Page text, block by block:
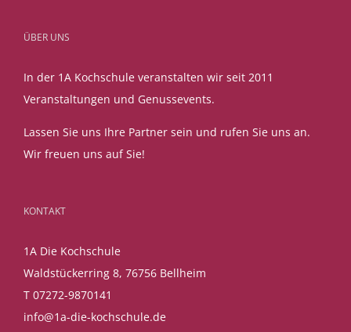
ÜBER UNS
In der 1A Kochschule veranstalten wir seit 2011
Veranstaltungen und Genussevents.
Lassen Sie uns Ihre Partner sein und rufen Sie uns an.
Wir freuen uns auf Sie!
KONTAKT
1A Die Kochschule
Waldstückerring 8, 76756 Bellheim
T 07272-9870141
info@1a-die-kochschule.de